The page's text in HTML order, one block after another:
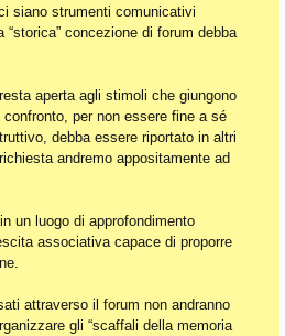
siano strumenti comunicativi
concezione di forum debba
aperta agli stimoli che giungono
per non essere fine a sé
debba essere riportato in altri
andremo appositamente ad
un luogo di approfondimento
associativa capace di proporre
attraverso il forum non andranno
gli “scaffali della memoria